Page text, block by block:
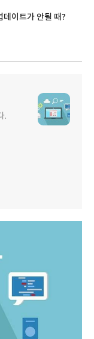
이트가 안될 때?
.